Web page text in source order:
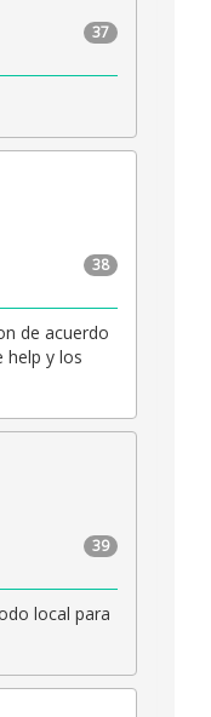
37
38
de acuerdo
help y los
39
local para